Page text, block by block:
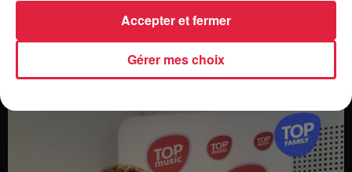
Les coups de coeur de la rédaction
Gérer mes choix
Accepter et fermer